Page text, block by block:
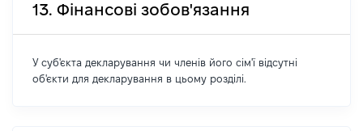
13. Фінансові зобов'язання
У суб'єкта декларування чи членів його сім'ї відсутні
об'єкти для декларування в цьому розділі.